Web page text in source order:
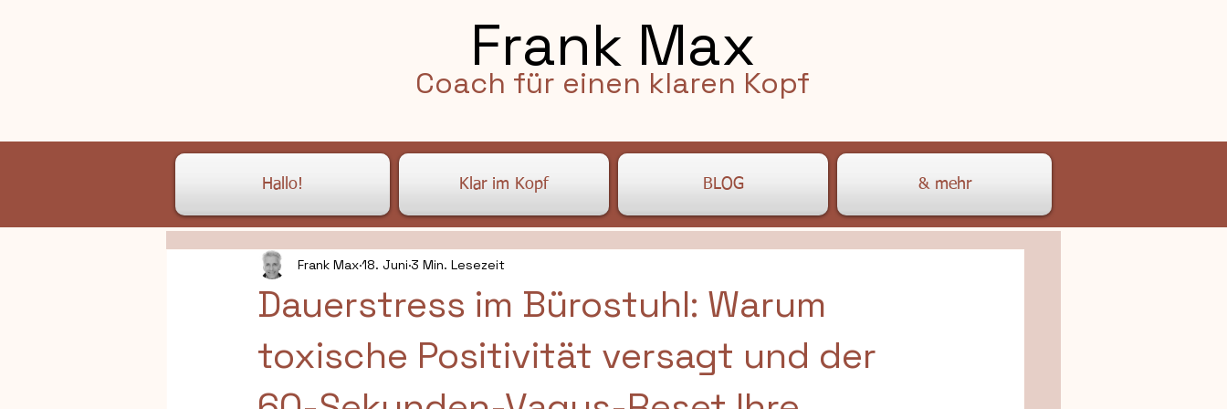
Frank Max
Coach für einen klaren Kopf
Hallo! Klar im Kopf BLOG & mehr
Dauerstress im Bürostuhl: Warum
toxische Positivität versagt und der
Frank Max18. Juni 3 Min. Lesezeit